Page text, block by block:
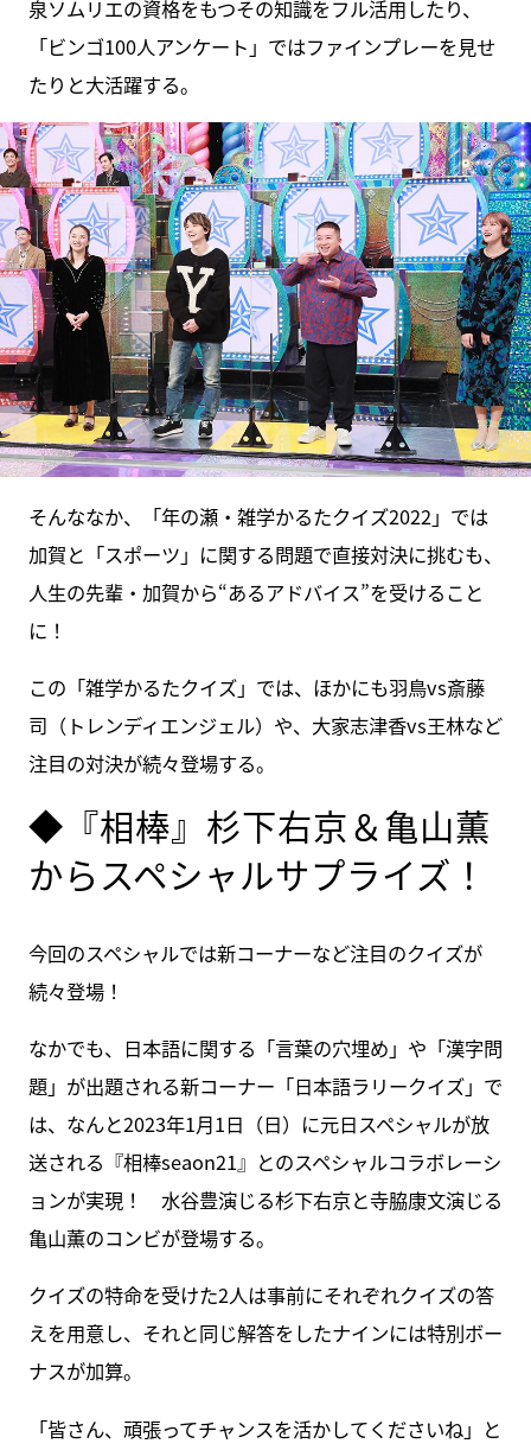
泉ソムリエの資格をもつその知識をフル活用したり、
「ビンゴ100人アンケート」ではファインプレーを見せ
たりと大活躍する。
そんななか、「年の瀬・雑学かるたクイズ2022」では
加賀と「スポーツ」に関する問題で直接対決に挑むも、
人生の先輩・加賀から“あるアドバイス”を受けること
に！
この「雑学かるたクイズ」では、ほかにも羽鳥vs斎藤
司（トレンディエンジェル）や、大家志津香vs王林など
注目の対決が続々登場する。
◆『相棒』杉下右京＆亀山薫
からスペシャルサプライズ！
今回のスペシャルでは新コーナーなど注目のクイズが
続々登場！
なかでも、日本語に関する「言葉の穴埋め」や「漢字問
題」が出題される新コーナー「日本語ラリークイズ」で
は、なんと2023年1月1日（日）に元日スペシャルが放
送される『相棒seaon21』とのスペシャルコラボレーシ
ョンが実現！ 水谷豊演じる杉下右京と寺脇康文演じる
亀山薫のコンビが登場する。
クイズの特命を受けた2人は事前にそれぞれクイズの答
えを用意し、それと同じ解答をしたナインには特別ボー
ナスが加算。
「皆さん、頑張ってチャンスを活かしてくださいね」と